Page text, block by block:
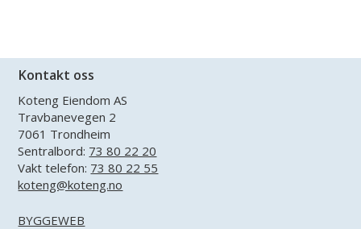
Kontakt oss
Koteng Eiendom AS
Travbanevegen 2
7061 Trondheim
Sentralbord: 73 80 22 20
Vakt telefon: 73 80 22 55
koteng@koteng.no
BYGGEWEB